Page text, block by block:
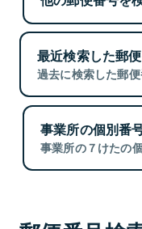
最近検索した郵
過去に検索した郵便
事業所の個別番
事業所の７けたの